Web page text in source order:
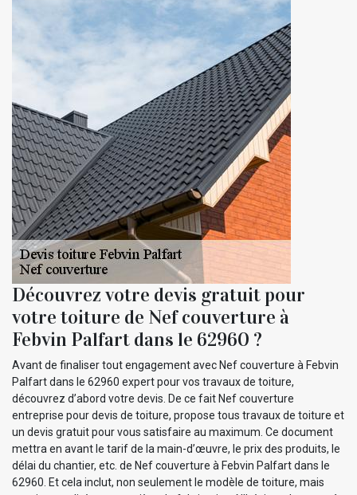
Découvrez votre devis gratuit pour
votre toiture de Nef couverture à
Febvin Palfart dans le 62960 ?
Avant de finaliser tout engagement avec Nef couverture à Febvin
Palfart dans le 62960 expert pour vos travaux de toiture,
découvrez d’abord votre devis. De ce fait Nef couverture
entreprise pour devis de toiture, propose tous travaux de toiture et
un devis gratuit pour vous satisfaire au maximum. Ce document
mettra en avant le tarif de la main-d’œuvre, le prix des produits, le
délai du chantier, etc. de Nef couverture à Febvin Palfart dans le
62960. Et cela inclut, non seulement le modèle de toiture, mais